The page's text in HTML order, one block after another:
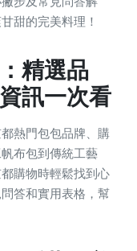
甜的完美料理！
精選品
訊一次看
熱門包包品牌、購
布包到傳統工藝
購物時輕鬆找到心
答和實用表格，幫